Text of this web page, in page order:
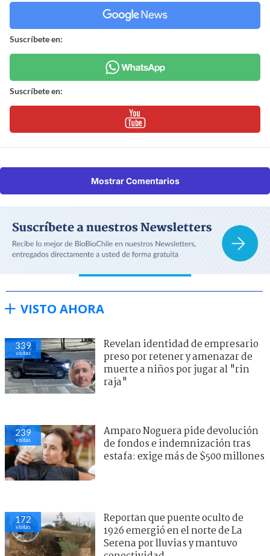
Suscríbete en:
Suscríbete en:
Mostrar Comentarios
VISTO AHORA
339
visitas
Revelan identidad de empresario
preso por retener y amenazar de
muerte a niños por jugar al "rin
raja"
239
visitas
Amparo Noguera pide devolución
de fondos e indemnización tras
estafa: exige más de $500 millones
172
visitas
Reportan que puente oculto de
1926 emergió en el norte de La
Serena por lluvias y mantuvo